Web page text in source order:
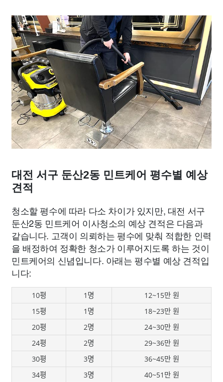
대전 서구 둔산2동 민트케어 평수별 예상
견적
청소할 평수에 따라 다소 차이가 있지만, 대전 서구
둔산2동 민트케어 이사청소의 예상 견적은 다음과
같습니다. 고객이 의뢰하는 평수에 맞춰 적합한 인력
을 배정하여 정확한 청소가 이루어지도록 하는 것이
민트케어의 신념입니다. 아래는 평수별 예상 견적입
니다:
10평 1명
12~15만 원
15평
1명
18~23만 원
20평
2명
24~30만 원
24평
2명
29~36만 원
30평
3명
36~45만 원
34평
3명 40~51만 원